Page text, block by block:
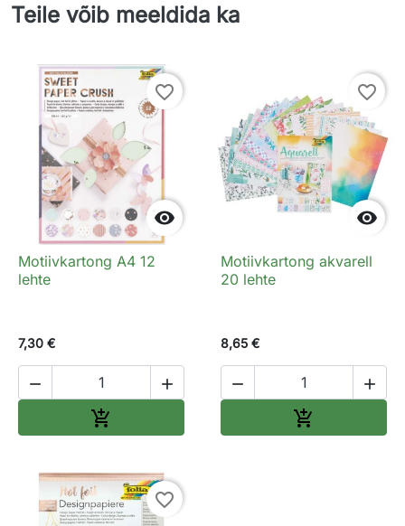
Teile võib meeldida ka

favorite_border
Motiivkartong A4 12
lehte
7,30 €
 


favorite_border
Motiivkartong akvarell
20 lehte
8,65 €
 

favorite_border